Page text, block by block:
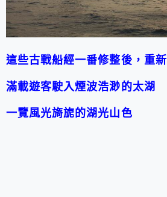
這些古戰船經一番修整後，重
滿載遊客駛入煙波浩渺的太湖
一覽風光旖旎的湖光山色